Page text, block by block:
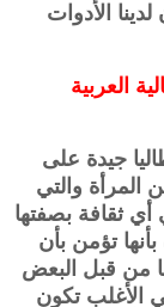
الأدوات
العربية
جيدة على
المرأة والتي
ثقافة بصفتها
تؤمن بأن
من قبل البعض
الأغلب تكون